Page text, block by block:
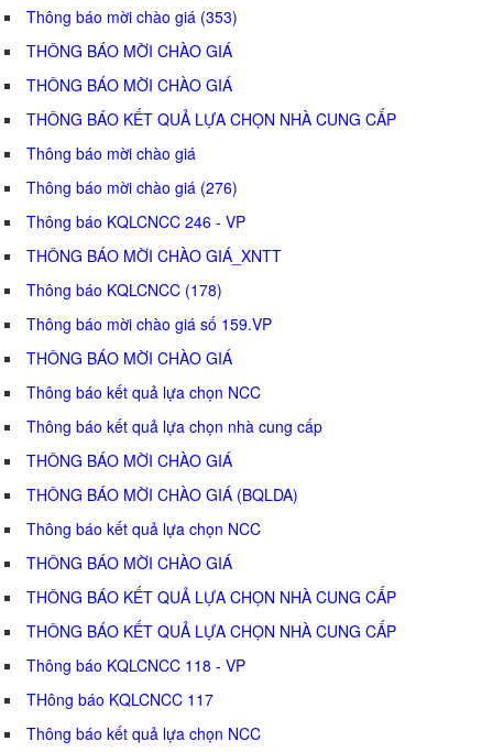
Thông báo mời chào giá (353)
THÔNG BÁO MỜI CHÀO GIÁ
THÔNG BÁO MỜI CHÀO GIÁ
THÔNG BÁO KẾT QUẢ LỰA CHỌN NHÀ CUNG CẤP
Thông báo mời chào giá
Thông báo mời chào giá (276)
Thông báo KQLCNCC 246 - VP
THÔNG BÁO MỜI CHÀO GIÁ_XNTT
Thông báo KQLCNCC (178)
Thông báo mời chào giá số 159.VP
THÔNG BÁO MỜI CHÀO GIÁ
Thông báo kết quả lựa chọn NCC
Thông báo kết quả lựa chọn nhà cung cấp
THÔNG BÁO MỜI CHÀO GIÁ
THÔNG BÁO MỜI CHÀO GIÁ (BQLDA)
Thông báo kết quả lựa chọn NCC
THÔNG BÁO MỜI CHÀO GIÁ
THÔNG BÁO KẾT QUẢ LỰA CHỌN NHÀ CUNG CẤP
THÔNG BÁO KẾT QUẢ LỰA CHỌN NHÀ CUNG CẤP
Thông báo KQLCNCC 118 - VP
THông báo KQLCNCC 117
Thông báo kết quả lựa chọn NCC